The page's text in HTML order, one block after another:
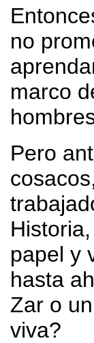
no
marco
Pero
papel y
hasta
Zar o
viva?